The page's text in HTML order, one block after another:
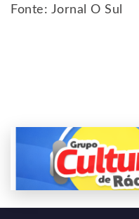
Fonte: Jornal O Sul